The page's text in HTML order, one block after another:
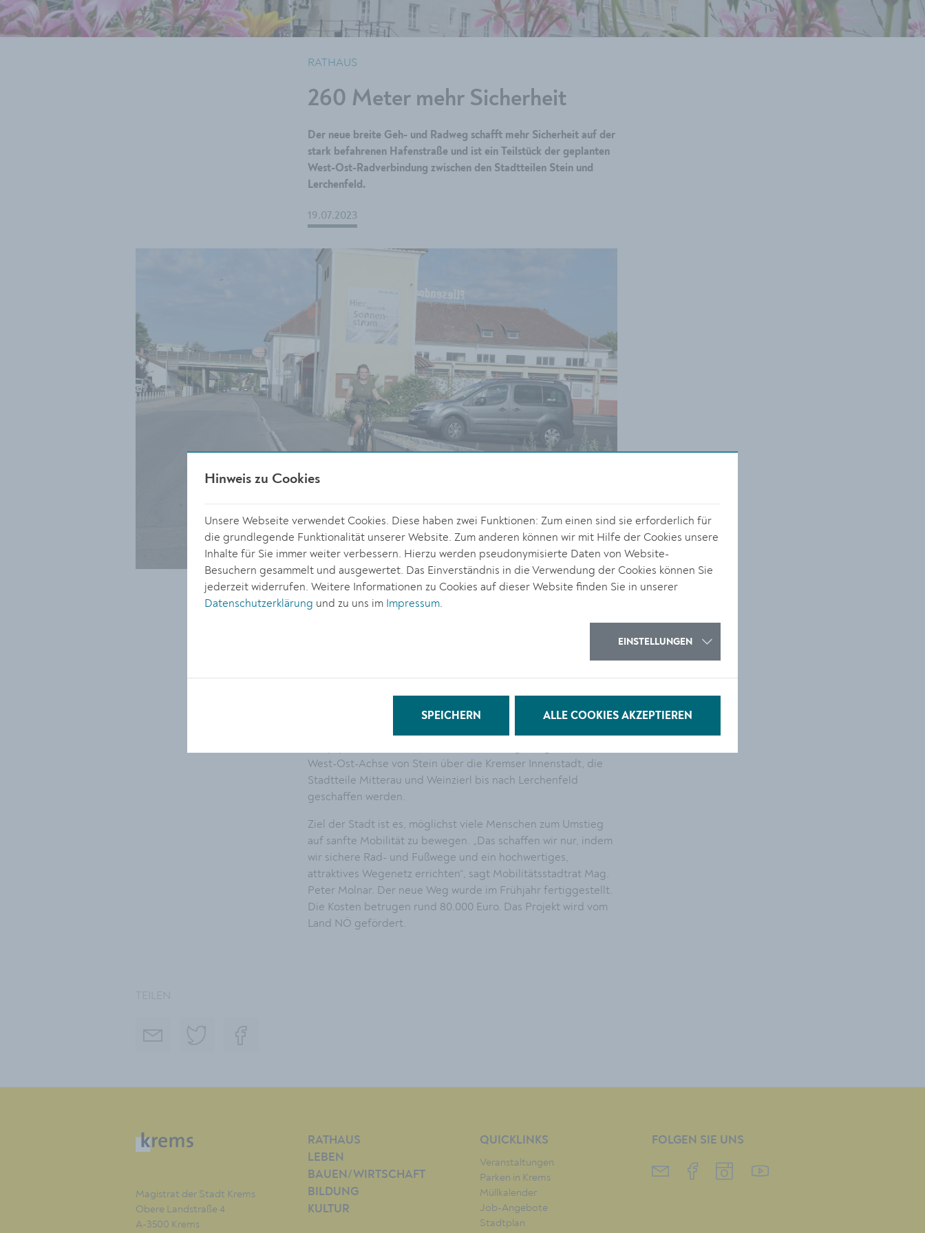
RATHAUS
260 Meter mehr Sicherheit
Der neue breite Geh- und Radweg schafft mehr Sicherheit auf der
stark befahrenen Hafenstraße und ist ein Teilstück der geplanten
West-Ost-Radverbindung zwischen den Stadtteilen Stein und
Lerchenfeld.
19.07.2023
© Stadt Krems
Unterführung bis zur HIB-Unterführung. Es handelt sich um
einen gemischen Geh- und Radweg, der 2,5 bis 3 Meter breit
ist. Gemeinsam mit der vor wenigen Jahren neu errichteten
Unterführung ist der neue Weg Teil der geplanten
West-Ost-Achse von Stein über die Kremser Innenstadt, die
Stadtteile Mitterau und Weinzierl bis nach Lerchenfeld
geschaffen werden.
Ziel der Stadt ist es, möglichst viele Menschen zum Umstieg
auf sanfte Mobilität zu bewegen. „Das schaffen wir nur, indem
wir sichere Rad- und Fußwege und ein hochwertiges,
attraktives Wegenetz errichten“, sagt Mobilitätsstadtrat Mag.
Peter Molnar. Der neue Weg wurde im Frühjahr fertiggestellt.
Die Kosten betrugen rund 80.000 Euro. Das Projekt wird vom
Land NÖ gefördert.
Magistrat der Stadt Krems
Obere Landstraße 4
A-3500 Krems
RATHAUS
LEBEN
BAUEN/WIRTSCHAFT
BILDUNG
KULTUR
QUICKLINKS
Veranstaltungen
Parken in Krems
Müllkalender
Job-Angebote
Stadtplan
FOLGEN SIE UNS
Hinweis zu Cookies
Unsere Webseite verwendet Cookies. Diese haben zwei Funktionen: Zum einen sind sie erforderlich für
die grundlegende Funktionalität unserer Website. Zum anderen können wir mit Hilfe der Cookies unsere
Inhalte für Sie immer weiter verbessern. Hierzu werden pseudonymisierte Daten von Website-
Besuchern gesammelt und ausgewertet. Das Einverständnis in die Verwendung der Cookies können Sie
jederzeit widerrufen. Weitere Informationen zu Cookies auf dieser Website finden Sie in unserer
Datenschutzerklärung und zu uns im Impressum.
EINSTELLUNGEN
SPEICHERN ALLE COOKIES AKZEPTIEREN